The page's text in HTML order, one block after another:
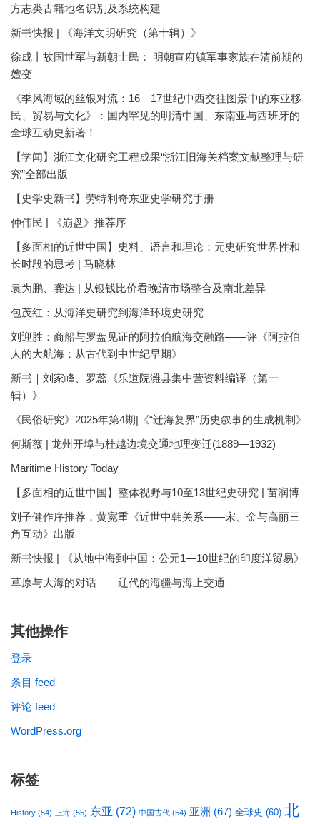
方志类古籍地名识别及系统构建
新书快报 | 《海洋文明研究（第十辑）》
徐成丨故国世军与新朝士民： 明朝宣府镇军事家族在清前期的
嬗变
《季风海域的丝银对流：16—17世纪中西交往图景中的东亚移
民、贸易与文化》：国内罕见的明清中国、东南亚与西班牙的
全球互动史新著！
【学闻】浙江文化研究工程成果“浙江旧海关档案文献整理与研
究”全部出版
【史学史新书】劳特利奇东亚史学研究手册
仲伟民 | 《崩盘》推荐序
【多面相的近世中国】史料、语言和理论：元史研究世界性和
长时段的思考 | 马晓林
袁为鹏、龚达 | 从银钱比价看晚清市场整合及南北差异
包茂红：从海洋史研究到海洋环境史研究
刘迎胜：商船与罗盘见证的阿拉伯航海交融路——评《阿拉伯
人的大航海：从古代到中世纪早期》
新书｜刘家峰、罗蕊《乐道院潍县集中营资料编译（第一
辑）》
《民俗研究》2025年第4期|《“迁海复界”历史叙事的生成机制》
何斯薇 | 龙州开埠与桂越边境交通地理变迁(1889—1932)
Maritime History Today
【多面相的近世中国】整体视野与10至13世纪史研究 | 苗润博
刘子健作序推荐，黄宽重《近世中韩关系——宋、金与高丽三
角互动》出版
新书快报 | 《从地中海到中国：公元1—10世纪的印度洋贸易》
草原与大海的对话——辽代的海疆与海上交通
其他操作
登录
条目 feed
评论 feed
WordPress.org
标签
History (54) 上海 (55) 东亚 (72) 中国古代 (54) 亚洲 (67) 全球史 (60) 北